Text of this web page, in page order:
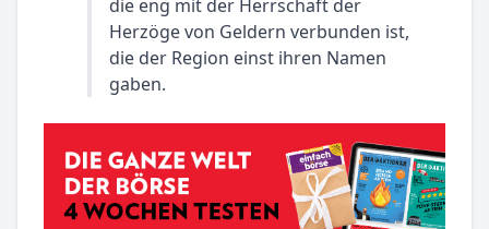
die eng mit der Herrschaft der
Herzöge von Geldern verbunden ist,
die der Region einst ihren Namen
gaben.